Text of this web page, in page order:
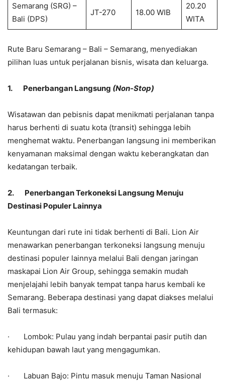
Semarang (SRG) –
Bali (DPS)
JT-270 18.00 WIB
20.20
WITA
Rute Baru Semarang – Bali – Semarang, menyediakan
pilihan luas untuk perjalanan bisnis, wisata dan keluarga.
1. Penerbangan Langsung (Non-Stop)
Wisatawan dan pebisnis dapat menikmati perjalanan tanpa
harus berhenti di suatu kota (transit) sehingga lebih
menghemat waktu. Penerbangan langsung ini memberikan
kenyamanan maksimal dengan waktu keberangkatan dan
kedatangan terbaik.
2. Penerbangan Terkoneksi Langsung Menuju
Destinasi Populer Lainnya
Keuntungan dari rute ini tidak berhenti di Bali. Lion Air
menawarkan penerbangan terkoneksi langsung menuju
destinasi populer lainnya melalui Bali dengan jaringan
maskapai Lion Air Group, sehingga semakin mudah
menjelajahi lebih banyak tempat tanpa harus kembali ke
Semarang. Beberapa destinasi yang dapat diakses melalui
Bali termasuk:
· Lombok: Pulau yang indah berpantai pasir putih dan
kehidupan bawah laut yang mengagumkan.
· Labuan Bajo: Pintu masuk menuju Taman Nasional